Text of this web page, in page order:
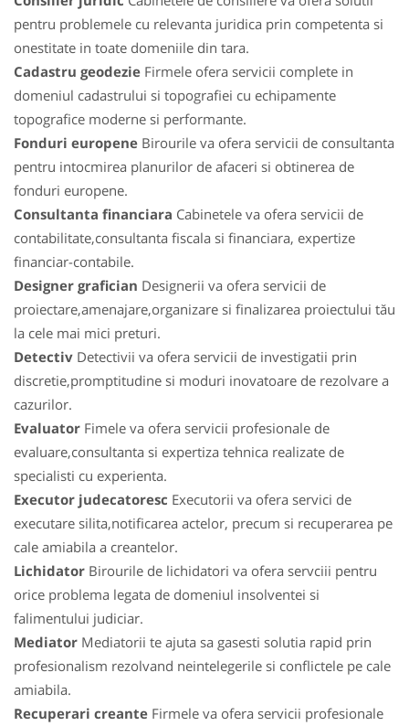
pentru problemele cu relevanta juridica prin competenta si
onestitate in toate domeniile din tara.
Cadastru geodezie Firmele ofera servicii complete in
domeniul cadastrului si topografiei cu echipamente
topografice moderne si performante.
Fonduri europene Birourile va ofera servicii de consultanta
pentru intocmirea planurilor de afaceri si obtinerea de
fonduri europene.
Consultanta financiara Cabinetele va ofera servicii de
contabilitate,consultanta fiscala si financiara, expertize
financiar-contabile.
Designer grafician Designerii va ofera servicii de
proiectare,amenajare,organizare si finalizarea proiectului tău
la cele mai mici preturi.
Detectiv Detectivii va ofera servicii de investigatii prin
discretie,promptitudine si moduri inovatoare de rezolvare a
cazurilor.
Evaluator Fimele va ofera servicii profesionale de
evaluare,consultanta si expertiza tehnica realizate de
specialisti cu experienta.
Executor judecatoresc Executorii va ofera servici de
executare silita,notificarea actelor, precum si recuperarea pe
cale amiabila a creantelor.
Lichidator Birourile de lichidatori va ofera servciii pentru
orice problema legata de domeniul insolventei si
falimentului judiciar.
Mediator Mediatorii te ajuta sa gasesti solutia rapid prin
profesionalism rezolvand neintelegerile si conflictele pe cale
amiabila.
Recuperari creante Firmele va ofera servicii profesionale